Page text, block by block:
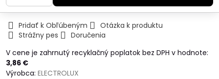
Pridať k Obľúbeným
Otázka k produktu
Strážny pes
Doručenia
V cene je zahrnutý recyklačný poplatok bez DPH v hodnote:
3,86 €
Výrobca: ELECTROLUX